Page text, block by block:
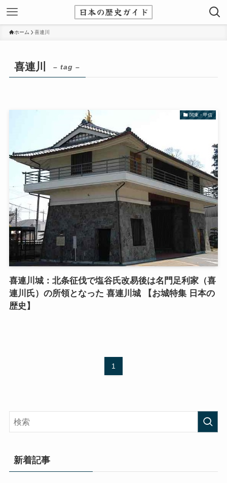
ホーム 喜連川
喜連川 – tag –
関東・甲信
喜連川城：北条征伐で塩谷氏改易後は名門足利家（喜
連川氏）の所領となった 喜連川城 【お城特集 日本の
歴史】
1
新着記事